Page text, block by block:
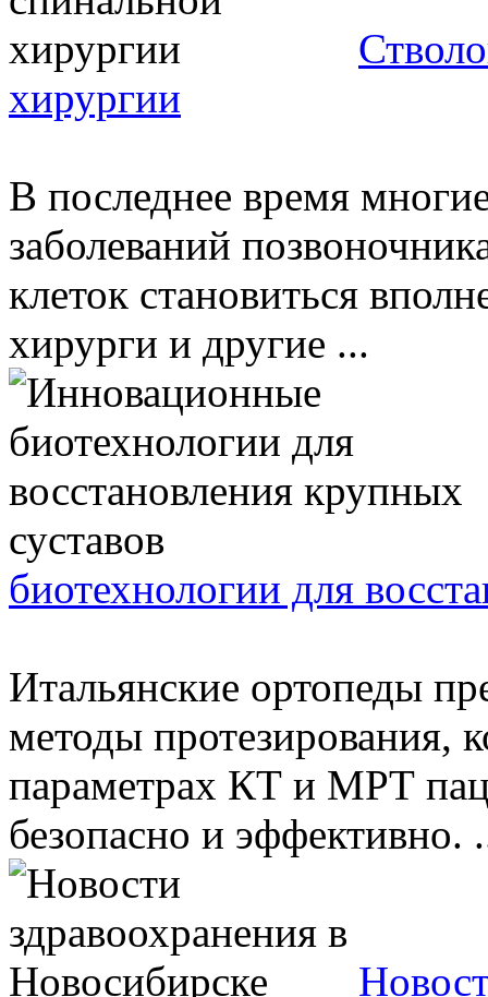
хирургии
В последнее время
заболеваний
клеток становиться
хирурги и другие ...
биотехнологии для
Итальянские ортопеды
методы протезирования,
параметрах КТ и МРТ
безопасно и эффективно.